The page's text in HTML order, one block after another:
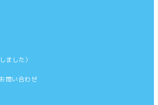
達しました）
お問い合わせ